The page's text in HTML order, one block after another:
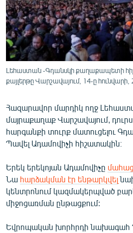
ՍՊՈՐՏ
ՄԵԿՆԱԲԱՆՈՒԹՅՈՒՆ
ՏՏ ԵՒ ԻՆՏԵՐՆԵՏ
ԱՐԽԻՎ
ԲԱՆԱՎԵՃ
ՁԳՏԵԼՈՎ ԼԱՎԱԳՈՒՅՆԻՆ
Հայերեն
English
Լեհաստան -Գդանսկի քաղաքապետի
քայլերթը Վարշավայում, 14-ը հունվարի,
Հազարավոր մարդիկ ողջ
մայրաքաղաք Վարշավայում, դուրս
հարգանքի տուրք մատուցելու
Պավել Ադամովիչի հիշատակին։
Երեկ երեկոյան Ադամովիչը
Նա հարձակման էր ենթարկվել
կենտրոնում կազմակերպված
միջոցառման ընթացքում:
Եվրոպական խորհրդի նախագահ